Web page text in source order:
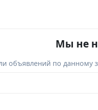
Мы не
по данному